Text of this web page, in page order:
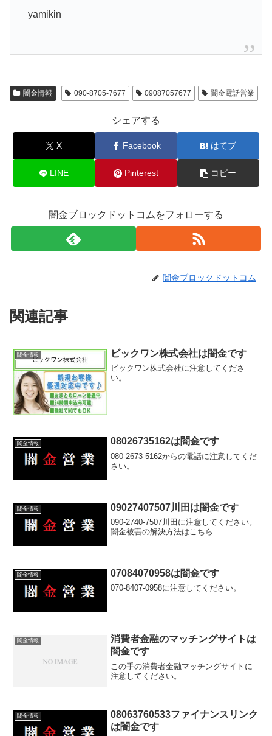
yamikin
闇金情報 090-8705-7677 09087057677 闇金電話営業
シェアする
X Facebook はてブ
LINE Pinterest コピー
闇金ブロックドットコムをフォローする
闇金ブロックドットコム
関連記事
闇金情報 ビックワン株式会社は闇金です
ビックワン株式会社に注意してくださ
い。
闇金情報 08026735162は闇金です
080-2673-5162からの電話に注意してくだ
さい。
闇金情報 09027407507川田は闇金です
090-2740-7507川田に注意してください。
闇金被害の解決方法はこちら
闇金情報 07084070958は闇金です
070-8407-0958に注意してください。
闇金情報
消費者金融のマッチングサイトは
闇金です
この手の消費者金融マッチングサイトに
注意してください。
闇金情報
08063760533ファイナンスリンク
は闇金です